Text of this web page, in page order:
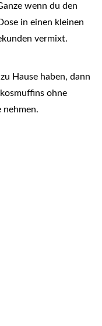
wenn du den
in einen kleinen
vermixt.
Hause haben, dann
ohne
nehmen.